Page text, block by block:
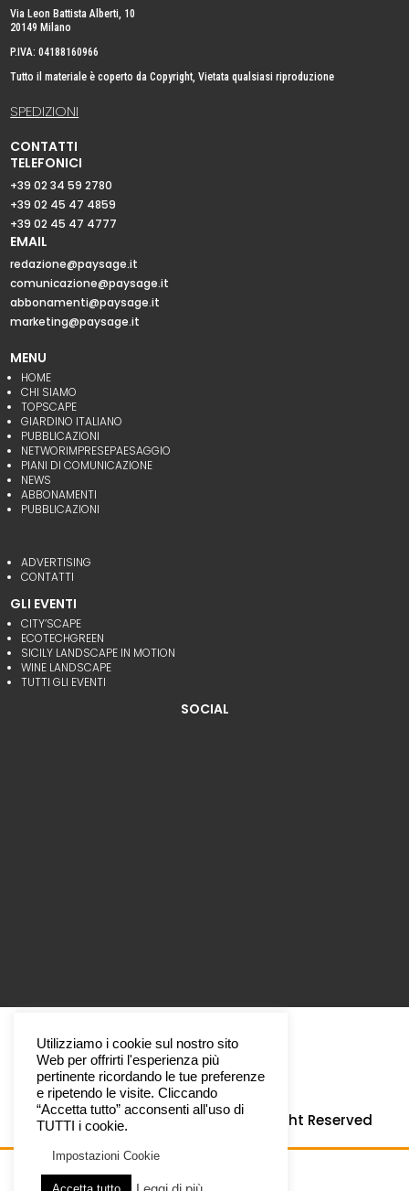
Via Leon Battista Alberti, 10
20149 Milano
P.IVA: 04188160966
Tutto il materiale è coperto da Copyright, Vietata qualsiasi riproduzione
SPEDIZIONI
CONTATTI
TELEFONICI
+39 02 34 59 2780
+39 02 45 47 4859
+39 02 45 47 4777
EMAIL
redazione@paysage.it
comunicazione@paysage.it
abbonamenti@paysage.it
marketing@paysage.it
MENU
HOME
CHI SIAMO
TOPSCAPE
GIARDINO ITALIANO
PUBBLICAZIONI
NETWORIMPRESEPAESAGGIO
PIANI DI COMUNICAZIONE
NEWS
ABBONAMENTI
PUBBLICAZIONI
ADVERTISING
CONTATTI
GLI EVENTI
CITY’SCAPE
ECOTECHGREEN
SICILY LANDSCAPE IN MOTION
WINE LANDSCAPE
TUTTI GLI EVENTI
SOCIAL
Copyright © 2022 –PaysageAll Right Reserved
Utilizziamo i cookie sul nostro sito
Web per offrirti l'esperienza più
pertinente ricordando le tue preferenze
e ripetendo le visite. Cliccando
“Accetta tutto” acconsenti all'uso di
TUTTI i cookie.
Impostazioni Cookie